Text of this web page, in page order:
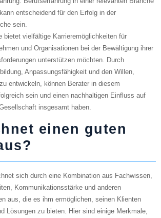
entscheidend für den Erfolg in der
sein.
bietet vielfältige Karrieremöglichkeiten für
und Organisationen bei der Bewältigung ihrer
unterstützen möchten. Durch
Anpassungsfähigkeit und den Willen,
entwickeln, können Berater in diesem
sein und einen nachhaltigen Einfluss auf
insgesamt haben.
einen guten
sich durch eine Kombination aus Fachwissen,
Kommunikationsstärke und anderen
aus, die es ihm ermöglichen, seinen Klienten
Lösungen zu bieten. Hier sind einige Merkmale,